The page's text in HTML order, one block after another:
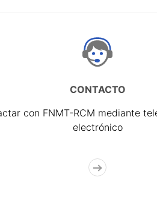
CONTACTO
con FNMT-RCM mediante
electrónico